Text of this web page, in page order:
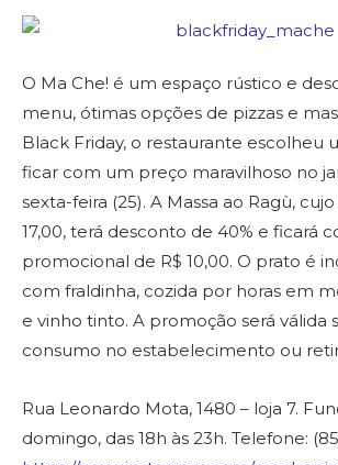
O Ma Che! é um espaço rústico e
menu, ótimas opções de pizzas e
Black Friday, o restaurante escolheu
ficar com um preço maravilhoso no
sexta-feira (25). A Massa ao Ragù,
17,00, terá desconto de 40% e ficará
promocional de R$ 10,00. O prato é
com fraldinha, cozida por horas em
e vinho tinto. A promoção será válida
consumo no estabelecimento ou
Rua Leonardo Mota, 1480 – loja 7.
domingo, das 18h às 23h. Telefone: